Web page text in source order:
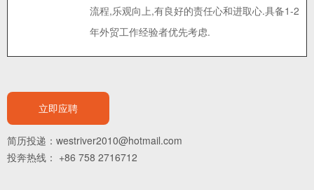
流程,乐观向上,有良好的责任心和进取心.具备1-2
年外贸工作经验者优先考虑.
立即应聘
简历投递：westriver2010@hotmail.com
投奔热线： +86 758 2716712